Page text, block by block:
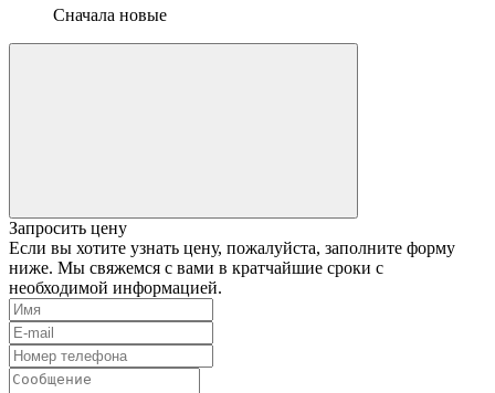
Сначала новые
Запросить цену
Если вы хотите узнать цену, пожалуйста, заполните форму
ниже. Мы свяжемся с вами в кратчайшие сроки с
необходимой информацией.